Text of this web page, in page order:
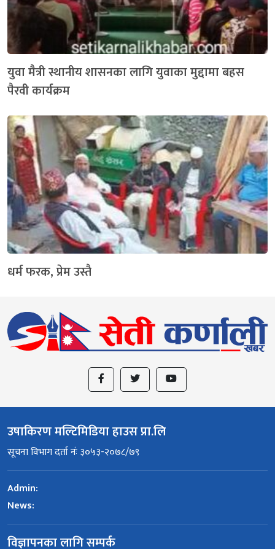
युवा मैत्री स्थानीय शासनका लागि युवाका मुद्दामा बहस
पैरवी कार्यक्रम
धर्म फरक, प्रेम उस्तै
उषाकिरण मल्टिमिडिया हाउस प्रा.लि
सूचना विभाग दर्ता नंः ३०५३-२०७८/७९
Admin:
News:
विज्ञापनका लागि सम्पर्क